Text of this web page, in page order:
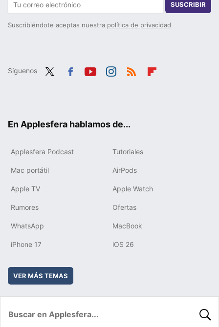
SUSCRIBIR
Suscribiéndote aceptas nuestra política de privacidad
Síguenos
En Applesfera hablamos de...
Applesfera Podcast Tutoriales
Mac portátil AirPods
Apple TV Apple Watch
Rumores Ofertas
WhatsApp MacBook
iPhone 17 iOS 26
VER MÁS TEMAS